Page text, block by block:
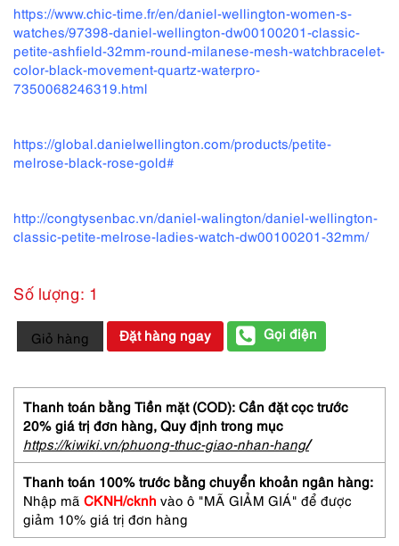
https://www.chic-time.fr/en/daniel-wellington-women-s-
watches/97398-daniel-wellington-dw00100201-classic-
petite-ashfield-32mm-round-milanese-mesh-watchbracelet-
color-black-movement-quartz-waterpro-
7350068246319.html
https://global.danielwellington.com/products/petite-
melrose-black-rose-gold#
http://congtysenbac.vn/daniel-walington/daniel-wellington-
classic-petite-melrose-ladies-watch-dw00100201-32mm/
Số lượng: 1
2145-
Đồng
nữ-
Daniel
Wellington
Classic
E32R1
women's
watch-
Mới/Chưa
sử
Giỏ hàng Đặt hàng ngay Gọi điện
Thanh toán bằng Tiền mặt (COD): Cần đặt cọc trước
20% giá trị đơn hàng, Quy định trong mục
https://kiwiki.vn/phuong-thuc-giao-nhan-hang/
Thanh toán 100% trước bằng chuyển khoản ngân hàng:
Nhập mã CKNH/cknh vào ô "MÃ GIẢM GIÁ" để được
giảm 10% giá trị đơn hàng